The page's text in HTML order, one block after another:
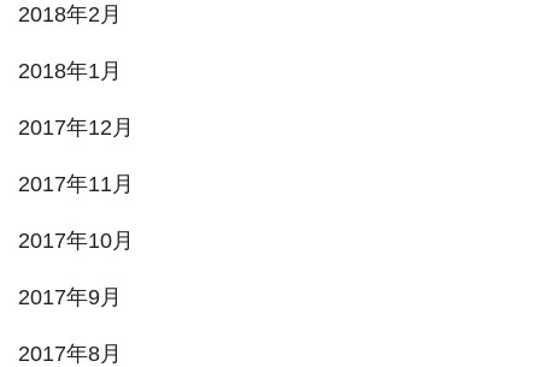
2018年2月
2018年1月
2017年12月
2017年11月
2017年10月
2017年9月
2017年8月